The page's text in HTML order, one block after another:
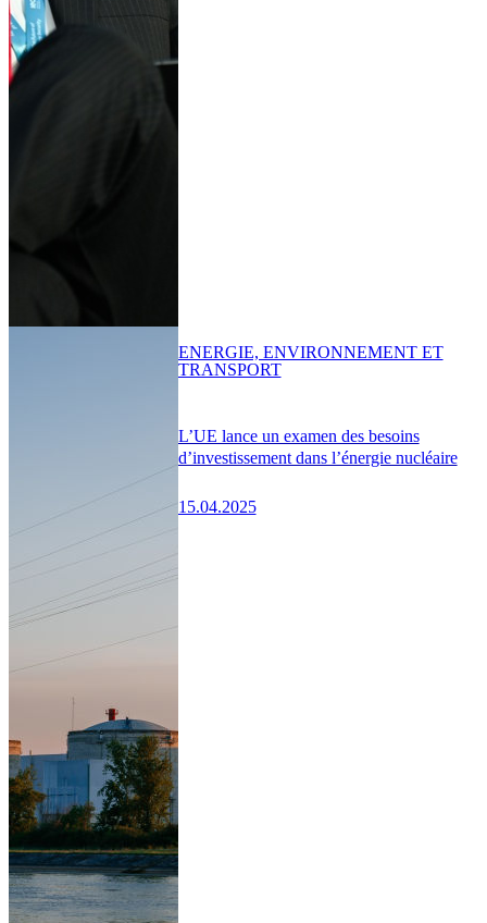
L’UE lance un examen des besoins
d’investissement dans l’énergie nucléaire
15.04.2025
ENERGIE, ENVIRONNEMENT ET
TRANSPORT